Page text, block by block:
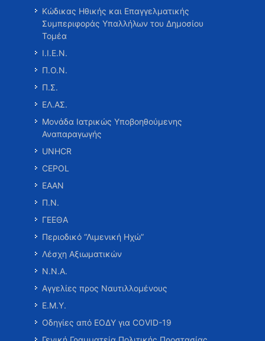
Κώδικας Ηθικής και Επαγγελματικής
Συμπεριφοράς Υπαλλήλων του Δημοσίου
Τομέα
Ι.Ι.Ε.Ν.
Π.Ο.Ν.
Π.Σ.
ΕΛ.ΑΣ.
Μονάδα Ιατρικώς Υποβοηθούμενης
Αναπαραγωγής
UNHCR
CEPOL
ΕΑΑΝ
Π.Ν.
ΓΕΕΘΑ
Περιοδικό “Λιμενική Ηχώ”
Λέσχη Αξιωματικών
Ν.Ν.Α.
Αγγελίες προς Ναυτιλλομένους
Ε.Μ.Υ.
Οδηγίες από ΕΟΔΥ για COVID-19